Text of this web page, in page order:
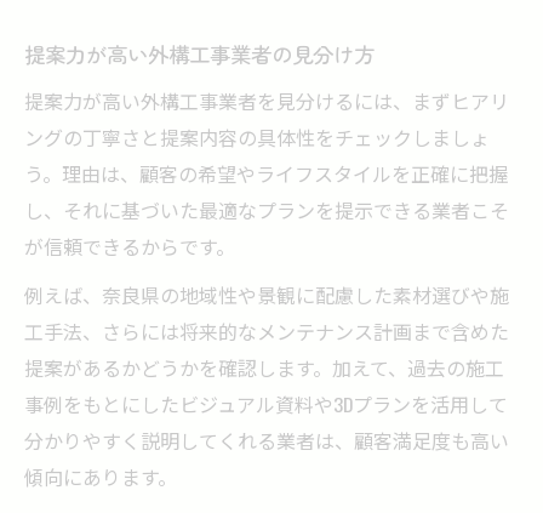
提案力が高い外構工事業者の見分け方
提案力が高い外構工事業者を見分けるには、まずヒアリ
ングの丁寧さと提案内容の具体性をチェックしましょ
う。理由は、顧客の希望やライフスタイルを正確に把握
し、それに基づいた最適なプランを提示できる業者こそ
が信頼できるからです。
例えば、奈良県の地域性や景観に配慮した素材選びや施
工手法、さらには将来的なメンテナンス計画まで含めた
提案があるかどうかを確認します。加えて、過去の施工
事例をもとにしたビジュアル資料や3Dプランを活用して
分かりやすく説明してくれる業者は、顧客満足度も高い
傾向にあります。